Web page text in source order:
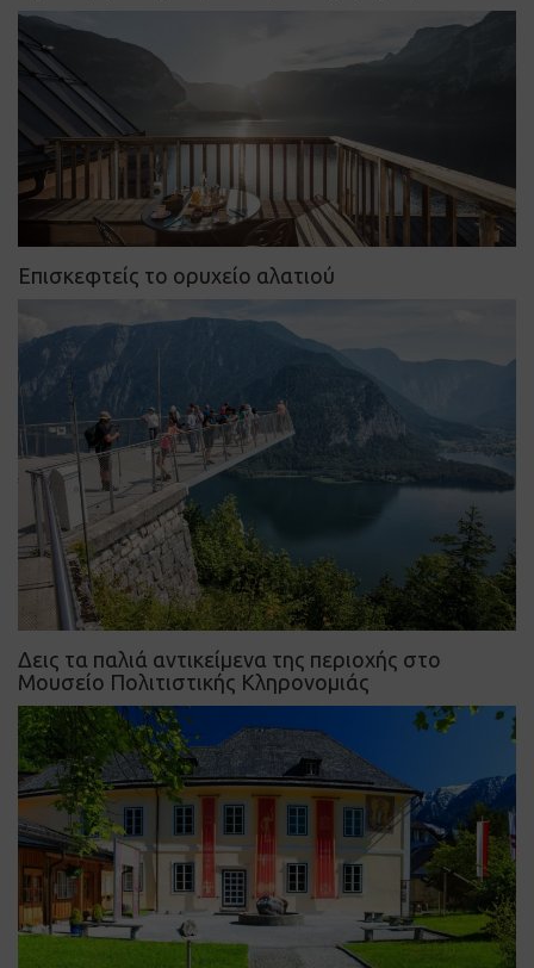
Επισκεφτείς το ορυχείο αλατιού
Δεις τα παλιά αντικείμενα της περιοχής στο
Μουσείο Πολιτιστικής Κληρονομιάς